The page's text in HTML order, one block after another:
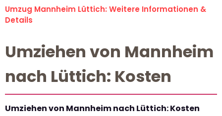
Umzug Mannheim Lüttich: Weitere Informationen &
Details
Umziehen von Mannheim
nach Lüttich: Kosten
Umziehen von Mannheim nach Lüttich: Kosten